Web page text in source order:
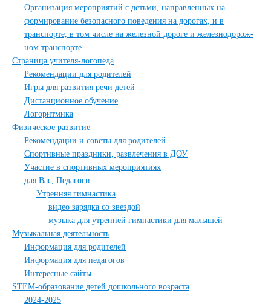
Организация мероприятий с детьми, направленных на
формирование безопасного поведения на дорогах, и в
транспорте, в том числе на железной дороге и железнодорож-
ном транспорте
Страница учителя-логопеда
Рекомендации для родителей
Игры для развития речи детей
Дистанционное обучение
Логоритмика
Физическое развитие
Рекомендации и советы для родителей
Спортивные праздники, развлечения в ДОУ
Участие в спортивных мероприятиях
для Вас, Педагоги
Утренняя гимнастика
видео зарядка со звездой
музыка для утренней гимнастики для малышей
Музыкальная деятельность
Информация для родителей
Информация для педагогов
Интересные сайты
STEM-образование детей дошкольного возраста
2024-2025